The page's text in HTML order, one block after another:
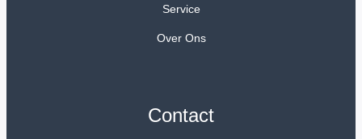
Service
Over Ons
Contact